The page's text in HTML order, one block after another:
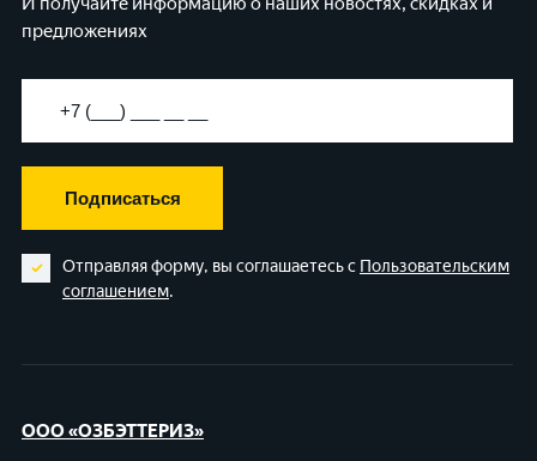
предложениях
Подписаться
Отправляя форму, вы соглашаетесь с Пользовательским
соглашением.
ООО «ОЗБЭТТЕРИЗ»